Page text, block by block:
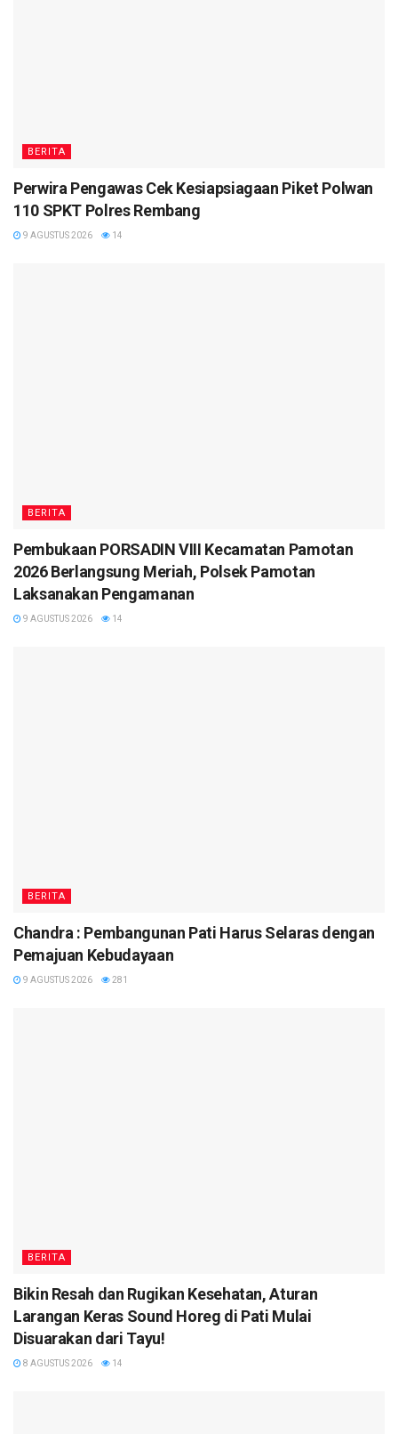
BERITA
Perwira Pengawas Cek Kesiapsiagaan Piket Polwan
110 SPKT Polres Rembang
9 AGUSTUS 2026 14
BERITA
Pembukaan PORSADIN VIII Kecamatan Pamotan
2026 Berlangsung Meriah, Polsek Pamotan
Laksanakan Pengamanan
9 AGUSTUS 2026 14
BERITA
Chandra : Pembangunan Pati Harus Selaras dengan
Pemajuan Kebudayaan
9 AGUSTUS 2026 281
BERITA
Bikin Resah dan Rugikan Kesehatan, Aturan
Larangan Keras Sound Horeg di Pati Mulai
Disuarakan dari Tayu!
8 AGUSTUS 2026 14